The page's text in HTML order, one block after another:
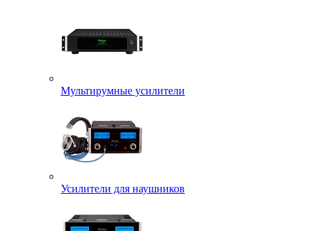
Мультирумные усилители
Усилители для наушников